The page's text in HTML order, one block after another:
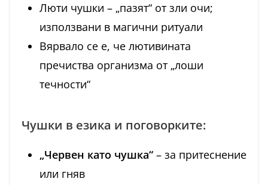
Люти чушки – „пазят“ от зли очи;
използвани в магични ритуали
Вярвало се е, че лютивината
пречиства организма от „лоши
течности“
Чушки в езика и поговорките:
„Червен като чушка“ – за притеснение
или гняв